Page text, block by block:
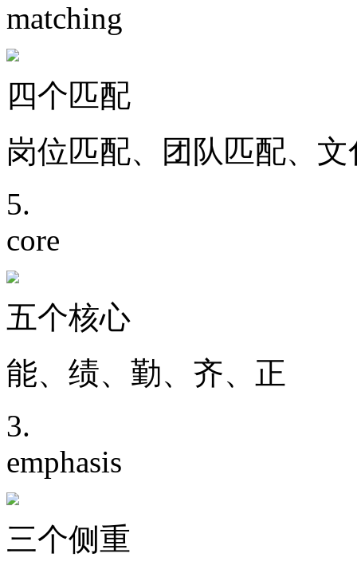
matching
四个匹配
岗位匹配、团队匹配、
5.
core
五个核心
能、绩、勤、齐、正
3.
emphasis
三个侧重